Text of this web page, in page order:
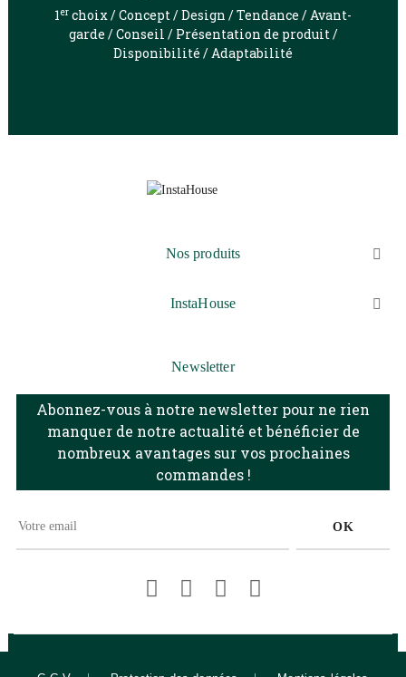
1er choix / Concept / Design / Tendance / Avant-
garde / Conseil / Présentation de produit /
Disponibilité / Adaptabilité
Nos produits 
InstaHouse 
Newsletter
Abonnez-vous à notre newsletter pour ne rien
manquer de notre actualité et bénéficier de
nombreux avantages sur vos prochaines
commandes !
OK